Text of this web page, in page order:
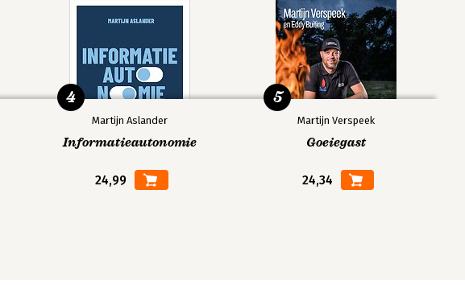
Martijn Aslander
Informatieautonomie
24,99
4
Martijn Verspeek
Goeiegast
24,34
5